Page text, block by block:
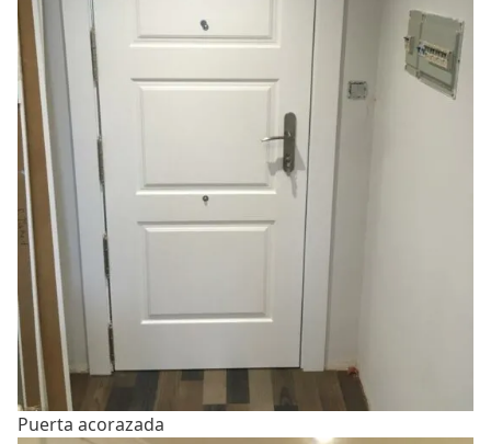
Puerta acorazada